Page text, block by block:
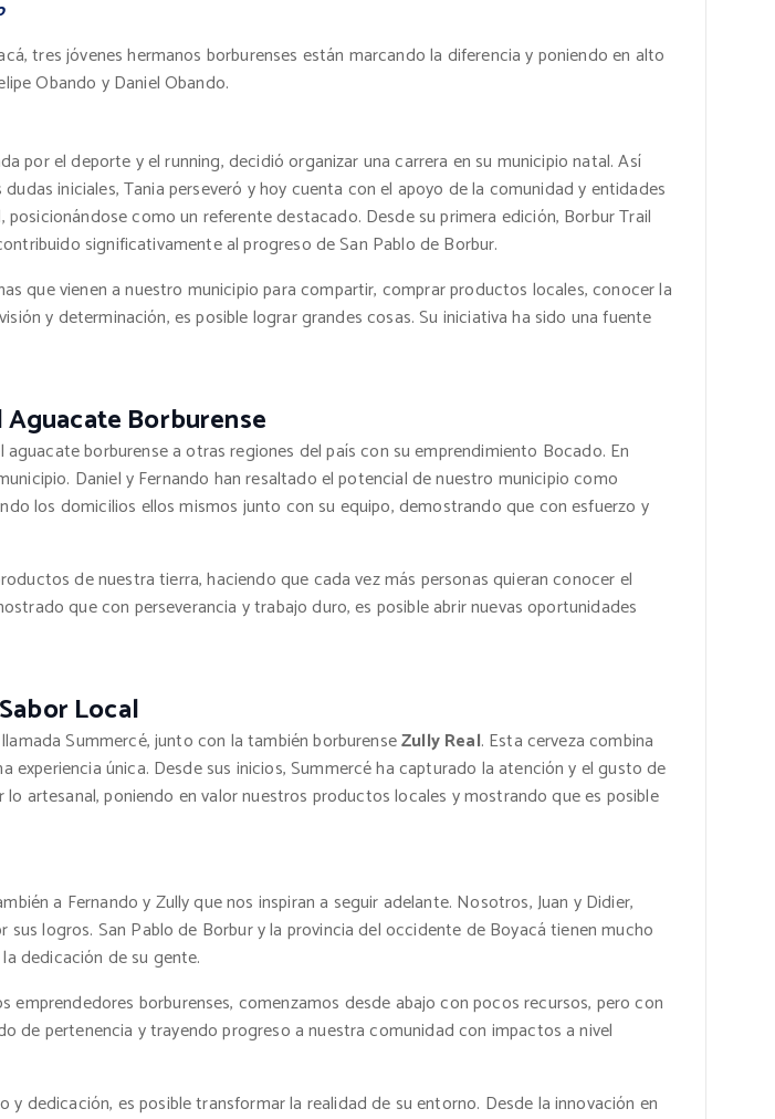
tres jóvenes hermanos borburenses están marcando la diferencia y poniendo en alto
Obando y Daniel Obando.
por el deporte y el running, decidió organizar una carrera en su municipio natal. Así
iniciales, Tania perseveró y hoy cuenta con el apoyo de la comunidad y entidades
como un referente destacado. Desde su primera edición, Borbur Trail
significativamente al progreso de San Pablo de Borbur.
que vienen a nuestro municipio para compartir, comprar productos locales, conocer la
y determinación, es posible lograr grandes cosas. Su iniciativa ha sido una fuente
Borburense
borburense a otras regiones del país con su emprendimiento Bocado. En
Daniel y Fernando han resaltado el potencial de nuestro municipio como
los domicilios ellos mismos junto con su equipo, demostrando que con esfuerzo y
de nuestra tierra, haciendo que cada vez más personas quieran conocer el
que con perseverancia y trabajo duro, es posible abrir nuevas oportunidades
Local
Summercé, junto con la también borburenseZully Real. Esta cerveza combina
única. Desde sus inicios, Summercé ha capturado la atención y el gusto de
artesanal, poniendo en valor nuestros productos locales y mostrando que es posible
a Fernando y Zully que nos inspiran a seguir adelante. Nosotros, Juan y Didier,
logros. San Pablo de Borbur y la provincia del occidente de Boyacá tienen mucho
dedicación de su gente.
borburenses, comenzamos desde abajo con pocos recursos, pero con
de pertenencia y trayendo progreso a nuestra comunidad con impactos a nivel
dedicación, es posible transformar la realidad de su entorno. Desde la innovación en